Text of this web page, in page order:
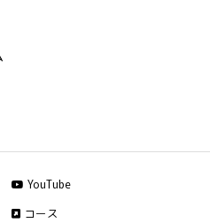
YouTube
コース